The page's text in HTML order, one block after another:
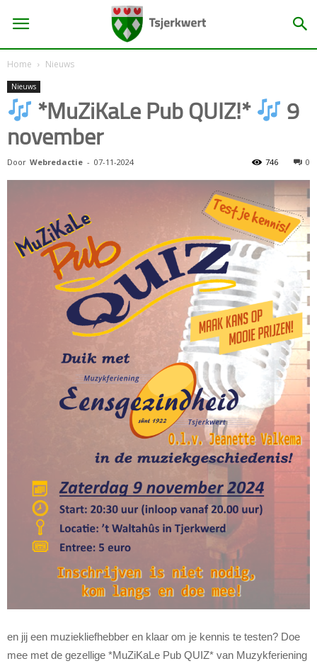
Home Nieuws
Nieuws
*MuZiKaLe Pub QUIZ!* 9
november
Door Webredactie - 07-11-2024 0
746
en jij een muziekliefhebber en klaar om je kennis te testen? Doe
mee met de gezellige *MuZiKaLe Pub QUIZ* van Muzykferiening